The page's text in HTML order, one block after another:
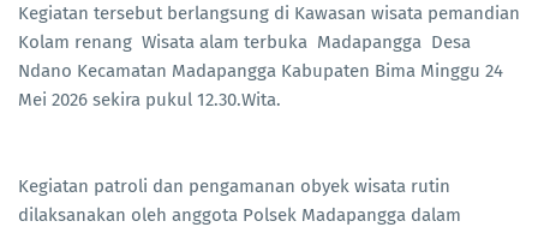
Kegiatan tersebut berlangsung di Kawasan wisata pemandian
Kolam renang Wisata alam terbuka Madapangga Desa
Ndano Kecamatan Madapangga Kabupaten Bima Minggu 24
Mei 2026 sekira pukul 12.30.Wita.
Kegiatan patroli dan pengamanan obyek wisata rutin
dilaksanakan oleh anggota Polsek Madapangga dalam